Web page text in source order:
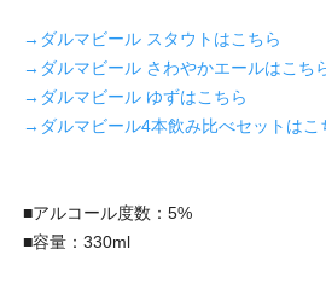
→ダルマビール スタウトはこちら
→ダルマビール さわやかエールはこち
→ダルマビール ゆずはこちら
→ダルマビール4本飲み比べセットはこ
■アルコール度数：5%
■容量：330ml